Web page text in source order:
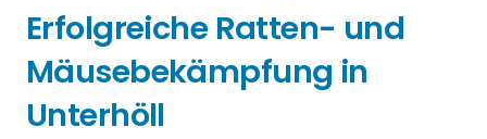
Erfolgreiche Ratten- und
Mäusebekämpfung in
Unterhöll